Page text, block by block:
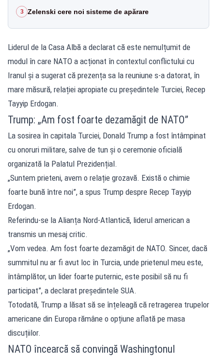
3 Zelenski cere noi sisteme de apărare
Liderul de la Casa Albă a declarat că este nemulțumit de
modul în care NATO a acționat în contextul conflictului cu
Iranul și a sugerat că prezența sa la reuniune s-a datorat, în
mare măsură, relației apropiate cu președintele Turciei, Recep
Tayyip Erdogan.
Trump: „Am fost foarte dezamăgit de NATO”
La sosirea în capitala Turciei, Donald Trump a fost întâmpinat
cu onoruri militare, salve de tun și o ceremonie oficială
organizată la Palatul Prezidențial.
„Suntem prieteni, avem o relație grozavă. Există o chimie
foarte bună între noi”, a spus Trump despre Recep Tayyip
Erdogan.
Referindu-se la Alianța Nord-Atlantică, liderul american a
transmis un mesaj critic.
„Vom vedea. Am fost foarte dezamăgit de NATO. Sincer, dacă
summitul nu ar fi avut loc în Turcia, unde prietenul meu este,
întâmplător, un lider foarte puternic, este posibil să nu fi
participat”, a declarat președintele SUA.
Totodată, Trump a lăsat să se înțeleagă că retragerea trupelor
americane din Europa rămâne o opțiune aflată pe masa
discuțiilor.
NATO încearcă să convingă Washingtonul